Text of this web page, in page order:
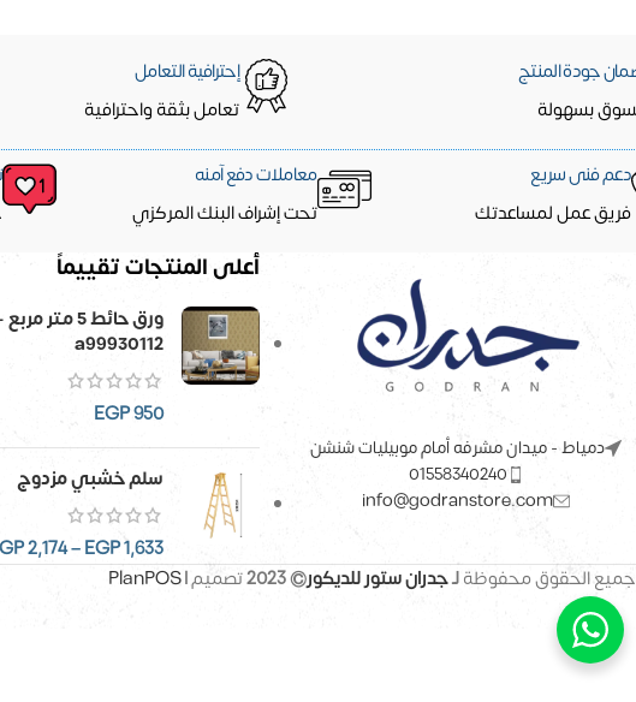
جودة المنتج
بسهولة
إحترافية التعامل
تعامل بثقة واحترافية
دعم فنى سريع
فريق عمل لمساعدتك
معاملات دفع آمنه
تحت إشراف البنك المركزي
دمياط - ميدان مشرفه أمام موبيليات شنشن
01558340240
info@godranstore.com
أعلى المنتجات تقييماً
a99930112
EGP950
سلم خشبي مزدوج
EGP1,633
–
2,174
جميع الحقوق محفوظةلـجدران ستور للديكور© 2023 تصميم |